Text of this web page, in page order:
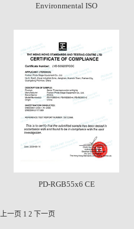
Environmental ISO
PD-RGB55x6 CE
上一页 1 2 下一页